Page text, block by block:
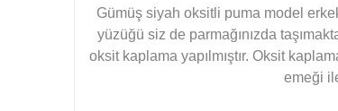
Gümüş siyah oksitli puma model
yüzüğü siz de parmağınızda
oksit kaplama yapılmıştır. Oksit
emeği